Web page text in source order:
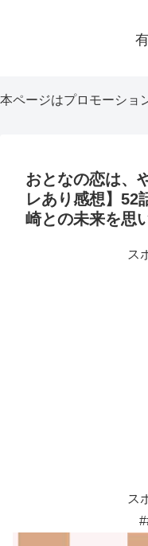
本ページはプロモーショ
おとなの恋は、
レあり感想】52
崎との未来を思
ス
ス